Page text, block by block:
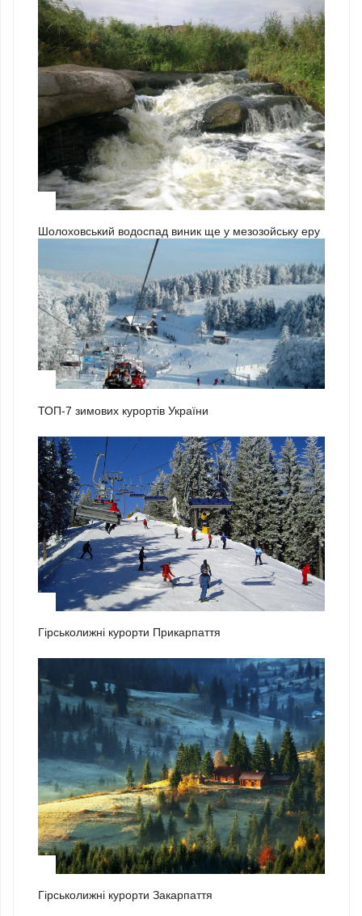
Шолоховський водоспад виник ще у мезозойську еру
ТОП-7 зимових курортів України
Гірськолижні курорти Прикарпаття
Гірськолижні курорти Закарпаття